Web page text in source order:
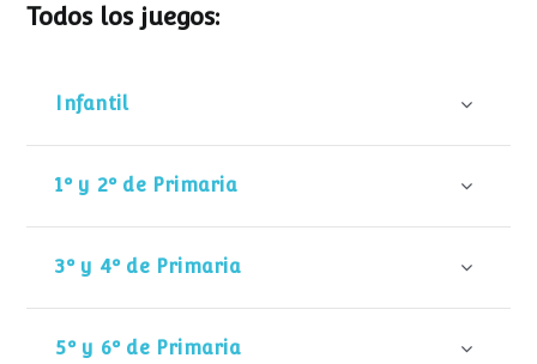
Todos los juegos:
Infantil
1º y 2º de Primaria
3º y 4º de Primaria
5º y 6º de Primaria